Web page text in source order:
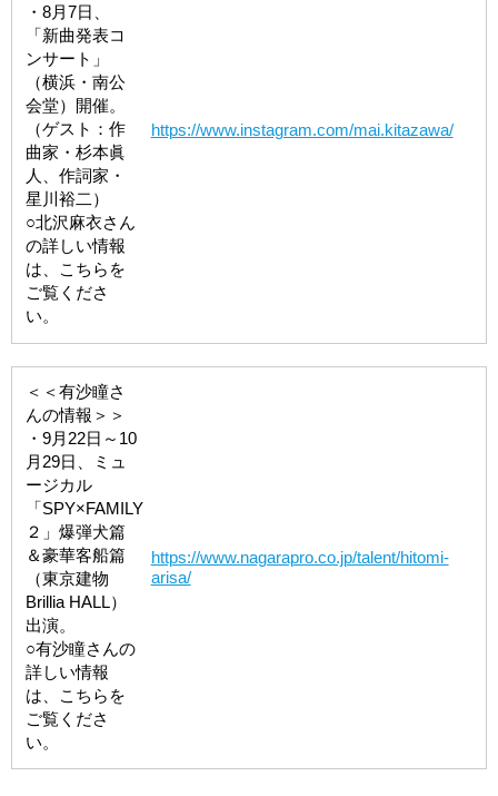
・8月7日、
「新曲発表コ
ンサート」
（横浜・南公
会堂）開催。
（ゲスト：作
曲家・杉本眞
人、作詞家・
星川裕二）
○北沢麻衣さん
の詳しい情報
は、こちらを
ご覧くださ
い。
https://www.instagram.com/mai.kitazawa/
＜＜有沙瞳さ
んの情報＞＞
・9月22日～10
月29日、ミュ
ージカル
「SPY×FAMILY
２」爆弾犬篇
＆豪華客船篇
（東京建物
Brillia HALL）
出演。
○有沙瞳さんの
詳しい情報
は、こちらを
ご覧くださ
い。
https://www.nagarapro.co.jp/talent/hitomi-
arisa/